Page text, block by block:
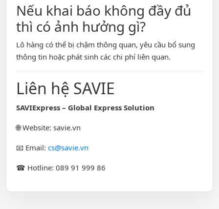
Nếu khai báo không đầy đủ
thì có ảnh hưởng gì?
Lô hàng có thể bị chậm thông quan, yêu cầu bổ sung
thông tin hoặc phát sinh các chi phí liên quan.
Liên hệ SAVIE
SAVIExpress – Global Express Solution
🌐 Website: savie.vn
📧 Email: cs@savie.vn
☎ Hotline: 089 91 999 86